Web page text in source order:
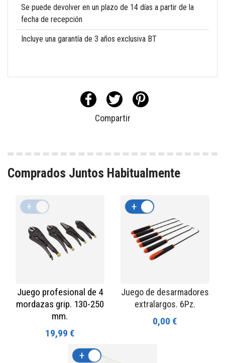
Se puede devolver en un plazo de 14 días a partir de la
fecha de recepción
Incluye una garantía de 3 años exclusiva BT
Compartir
Comprados Juntos Habitualmente
Juego profesional de 4
mordazas grip. 130-250
mm.
19,99 €
+
Juego de desarmadores
extralargos. 6Pz.
0,00 €
+
+